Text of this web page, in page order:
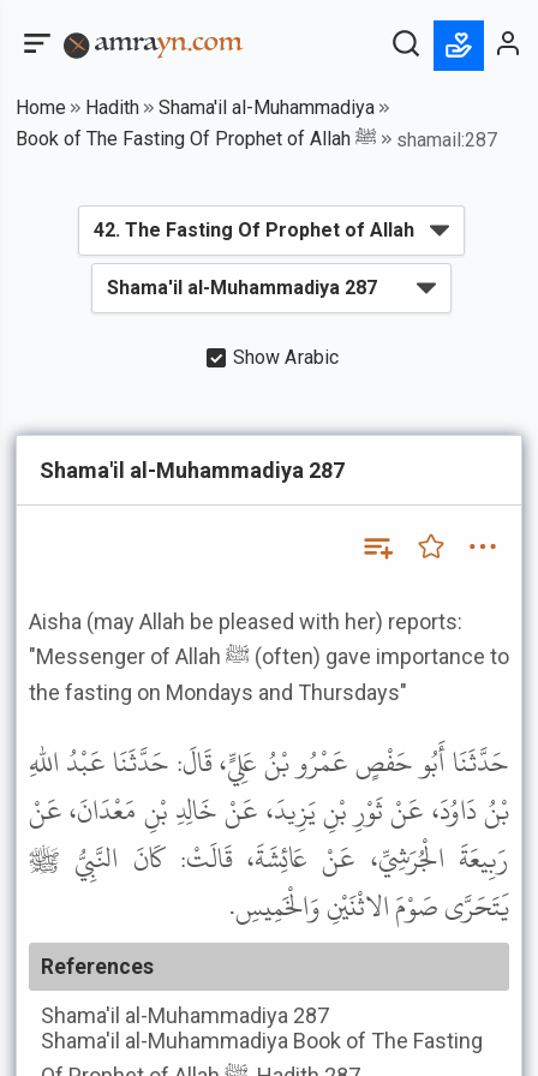
Home Hadith
Shama'il al-Muhammadiya
Book of The Fasting Of Prophet of Allah ﷺ
shamail:287
Show Arabic
Shama'il al-Muhammadiya 287
Aisha (may Allah be pleased with her) reports:
"Messenger of Allah ﷺ (often) gave importance to
the fasting on Mondays and Thursdays"
حَدَّثَنَا أَبُو حَفْصٍ عَمْرُو بْنُ عَلِيٍّ، قَالَ: حَدَّثَنَا عَبْدُ اللهِ
بْنُ دَاوُدَ، عَنْ ثَوْرِ بْنِ يَزِيدَ، عَنْ خَالِدِ بْنِ مَعْدَانَ، عَنْ
رَبِيعَةَ الْجُرَشِيِّ، عَنْ عَائِشَةَ، قَالَتْ: كَانَ النَّبِيُّ ﷺ
يَتَحَرَّى صَوْمَ الاثْنَيْنِ وَالْخَمِيسِ.
References
Shama'il al-Muhammadiya 287
Shama'il al-Muhammadiya Book of The Fasting